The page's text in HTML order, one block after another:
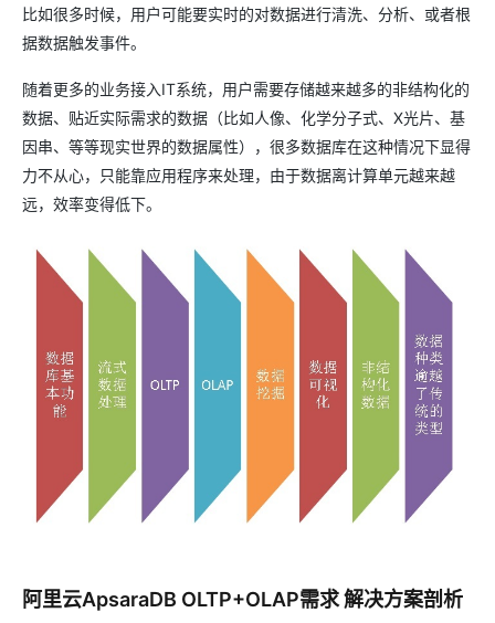
比如很多时候，用户可能要实时的对数据进行清洗、分析、或者根
据数据触发事件。
随着更多的业务接入IT系统，用户需要存储越来越多的非结构化的
数据、贴近实际需求的数据（比如人像、化学分子式、X光片、基
因串、等等现实世界的数据属性），很多数据库在这种情况下显得
力不从心，只能靠应用程序来处理，由于数据离计算单元越来越
远，效率变得低下。
阿里云ApsaraDB OLTP+OLAP需求 解决方案剖析